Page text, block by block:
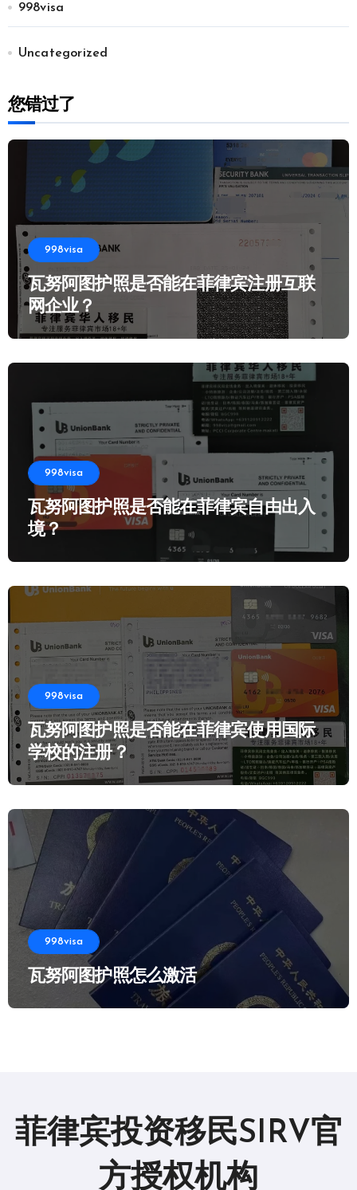
998visa
Uncategorized
您错过了
998visa
瓦努阿图护照是否能在菲律宾注册互联
网企业？
998visa
瓦努阿图护照是否能在菲律宾自由出入
境？
998visa
瓦努阿图护照是否能在菲律宾使用国际
学校的注册？
998visa
瓦努阿图护照怎么激活
菲律宾投资移民SIRV官
方授权机构